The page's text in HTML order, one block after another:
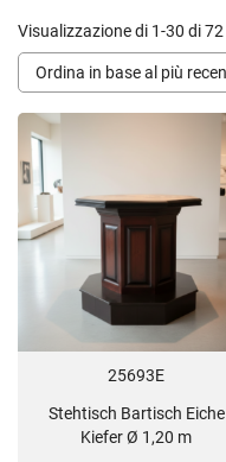
Visualizzazione di 1-30 di
25693E
Stehtisch Bartisch Eiche
Kiefer Ø 1,20 m